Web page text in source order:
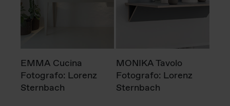
EMMA Cucina
Fotografo: Lorenz
Sternbach
MONIKA Tavolo
Fotografo: Lorenz
Sternbach